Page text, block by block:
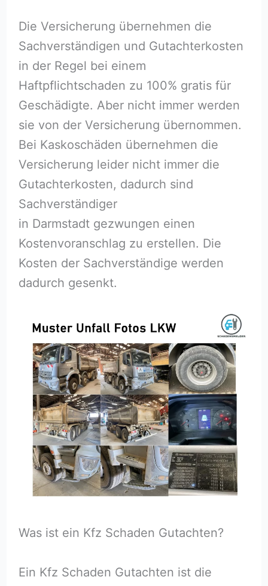
Die Versicherung übernehmen die
Sachverständigen und Gutachterkosten
in der Regel bei einem
Haftpflichtschaden zu 100% gratis für
Geschädigte. Aber nicht immer werden
sie von der Versicherung übernommen.
Bei Kaskoschäden übernehmen die
Versicherung leider nicht immer die
Gutachterkosten, dadurch sind
Sachverständiger
in Darmstadt gezwungen einen
Kostenvoranschlag zu erstellen. Die
Kosten der Sachverständige werden
dadurch gesenkt.
Was ist ein Kfz Schaden Gutachten?
Ein Kfz Schaden Gutachten ist die